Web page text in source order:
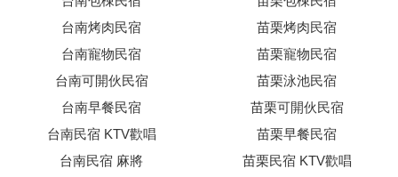
台南烤肉民宿
台南寵物民宿
台南可開伙民宿
台南早餐民宿
台南民宿 KTV歡唱
台南民宿 麻將
苗栗烤肉民宿
苗栗寵物民宿
苗栗泳池民宿
苗栗可開伙民宿
苗栗早餐民宿
苗栗民宿 KTV歡唱